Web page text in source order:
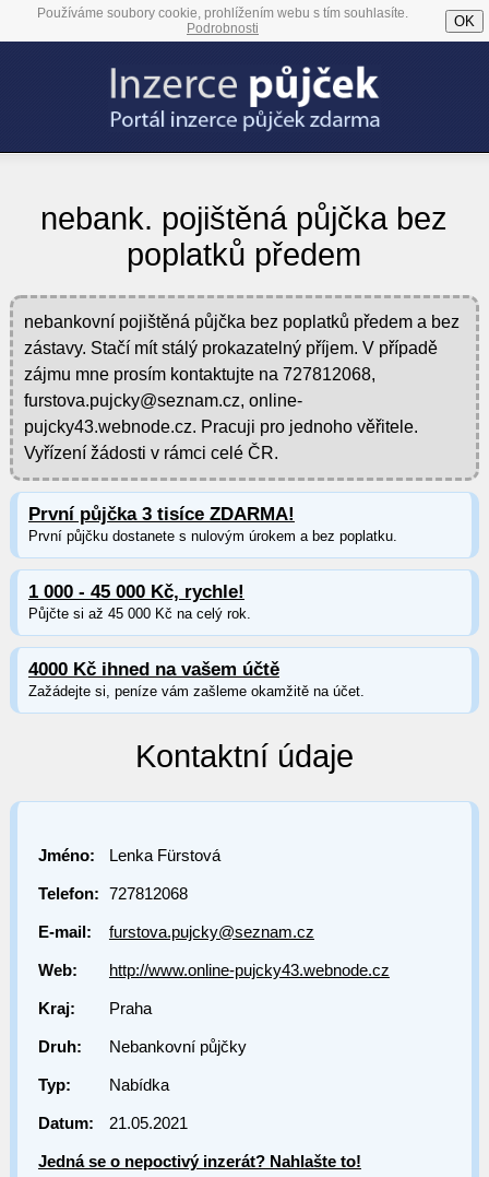
Používáme soubory cookie, prohlížením webu s tím souhlasíte.
Podrobnosti
OK
nebank. pojištěná půjčka bez
poplatků předem
nebankovní pojištěná půjčka bez poplatků předem a bez
zástavy. Stačí mít stálý prokazatelný příjem. V případě
zájmu mne prosím kontaktujte na 727812068,
furstova.pujcky@seznam.cz, online-
pujcky43.webnode.cz. Pracuji pro jednoho věřitele.
Vyřízení žádosti v rámci celé ČR.
První půjčka 3 tisíce ZDARMA!
První půjčku dostanete s nulovým úrokem a bez poplatku.
1 000 - 45 000 Kč, rychle!
Půjčte si až 45 000 Kč na celý rok.
4000 Kč ihned na vašem účtě
Zažádejte si, peníze vám zašleme okamžitě na účet.
Kontaktní údaje
Jméno: Lenka Fürstová
Telefon: 727812068
E-mail: furstova.pujcky@seznam.cz
Web: http://www.online-pujcky43.webnode.cz
Kraj: Praha
Druh: Nebankovní půjčky
Typ: Nabídka
Datum: 21.05.2021
Jedná se o nepoctivý inzerát? Nahlašte to!